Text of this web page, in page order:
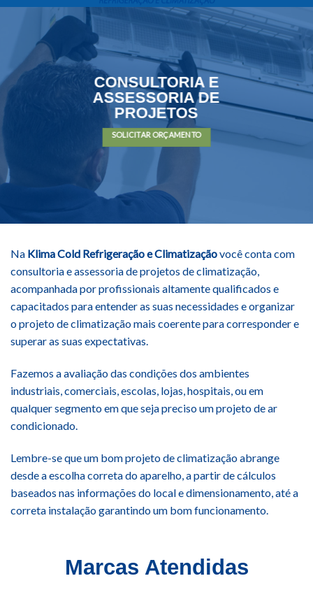
CONSULTORIA E
ASSESSORIA DE
PROJETOS
SOLICITAR ORÇAMENTO
Na Klima Cold Refrigeração e Climatizaçãovocê conta com
consultoria e assessoria de projetos de climatização,
acompanhada por profissionais altamente qualificados e
capacitados para entender as suas necessidades e organizar
o projeto de climatização mais coerente para corresponder e
superar as suas expectativas.
Fazemos a avaliação das condições dos ambientes
industriais, comerciais, escolas, lojas, hospitais, ou em
qualquer segmento em que seja preciso um projeto de ar
condicionado.
Lembre-se que um bom projeto de climatização abrange
desde a escolha correta do aparelho, a partir de cálculos
baseados nas informações do local e dimensionamento, até a
correta instalação garantindo um bom funcionamento.
Marcas Atendidas